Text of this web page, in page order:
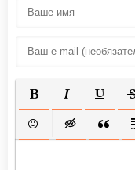
ПОЛУЖИРНЫЙ
КУРСИВ
ВСТАВИТЬВСТАВКА